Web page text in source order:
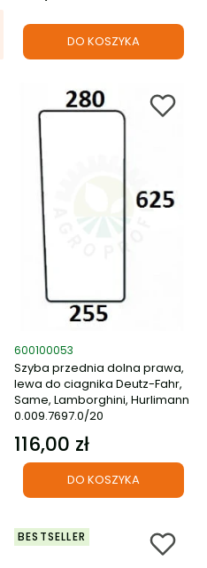
DO KOSZYKA
Kod produktu
600100053
Szyba przednia dolna prawa,
lewa do ciagnika Deutz-Fahr,
Same, Lamborghini, Hurlimann
0.009.7697.0/20
Cena
116,00 zł
DO KOSZYKA
BESTSELLER